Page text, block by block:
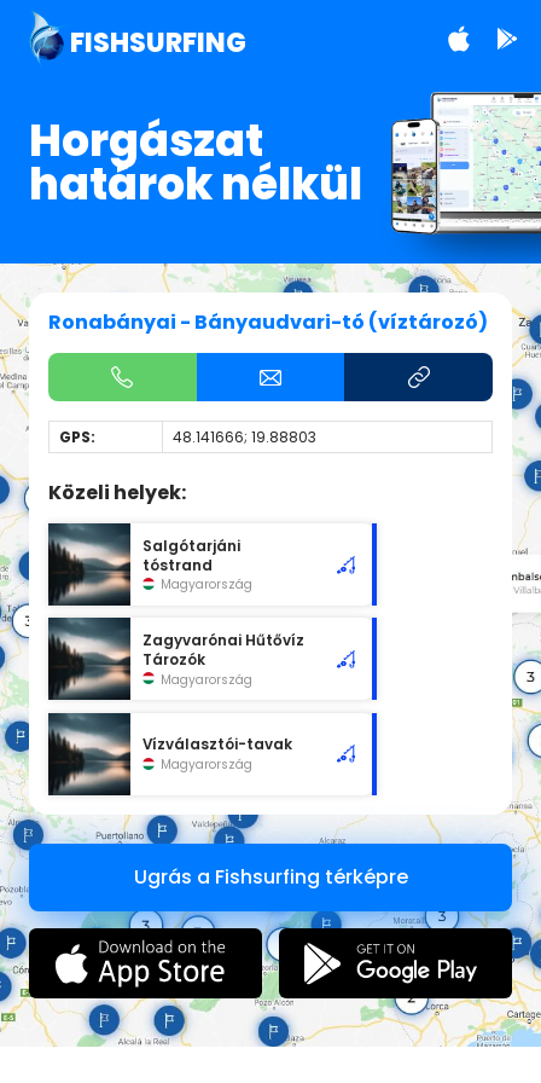
FISHSURFING
Horgászat
határok nélkül
Ronabányai - Bányaudvari-tó (víztározó)
GPS: 48.141666; 19.88803
Közeli helyek:
Salgótarjáni
tóstrand
Magyarország
Zagyvarónai Hűtővíz
Tározók
Magyarország
Vízválasztói-tavak
Magyarország
Ugrás a Fishsurfing térképre